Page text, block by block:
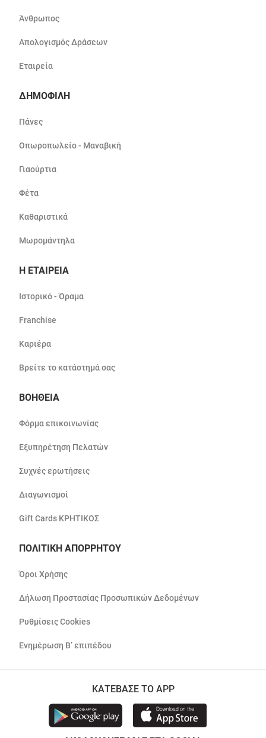
Άνθρωπος
Απολογισμός Δράσεων
Εταιρεία
ΔΗΜΟΦΙΛΗ
Πάνες
Οπωροπωλείο - Μαναβική
Γιαούρτια
Φέτα
Καθαριστικά
Μωρομάντηλα
Η ΕΤΑΙΡΕΙΑ
Ιστορικό - Όραμα
Franchise
Καριέρα
Βρείτε το κατάστημά σας
ΒΟΗΘΕΙΑ
Φόρμα επικοινωνίας
Εξυπηρέτηση Πελατών
Συχνές ερωτήσεις
Διαγωνισμοί
Gift Cards ΚΡΗΤΙΚΟΣ
ΠΟΛΙΤΙΚΗ ΑΠΟΡΡΗΤΟΥ
Όροι Χρήσης
Δήλωση Προστασίας Προσωπικών Δεδομένων
Ρυθμίσεις Cookies
Ενημέρωση Β’ επιπέδου
ΚΑΤΕΒΑΣΕ ΤΟ APP